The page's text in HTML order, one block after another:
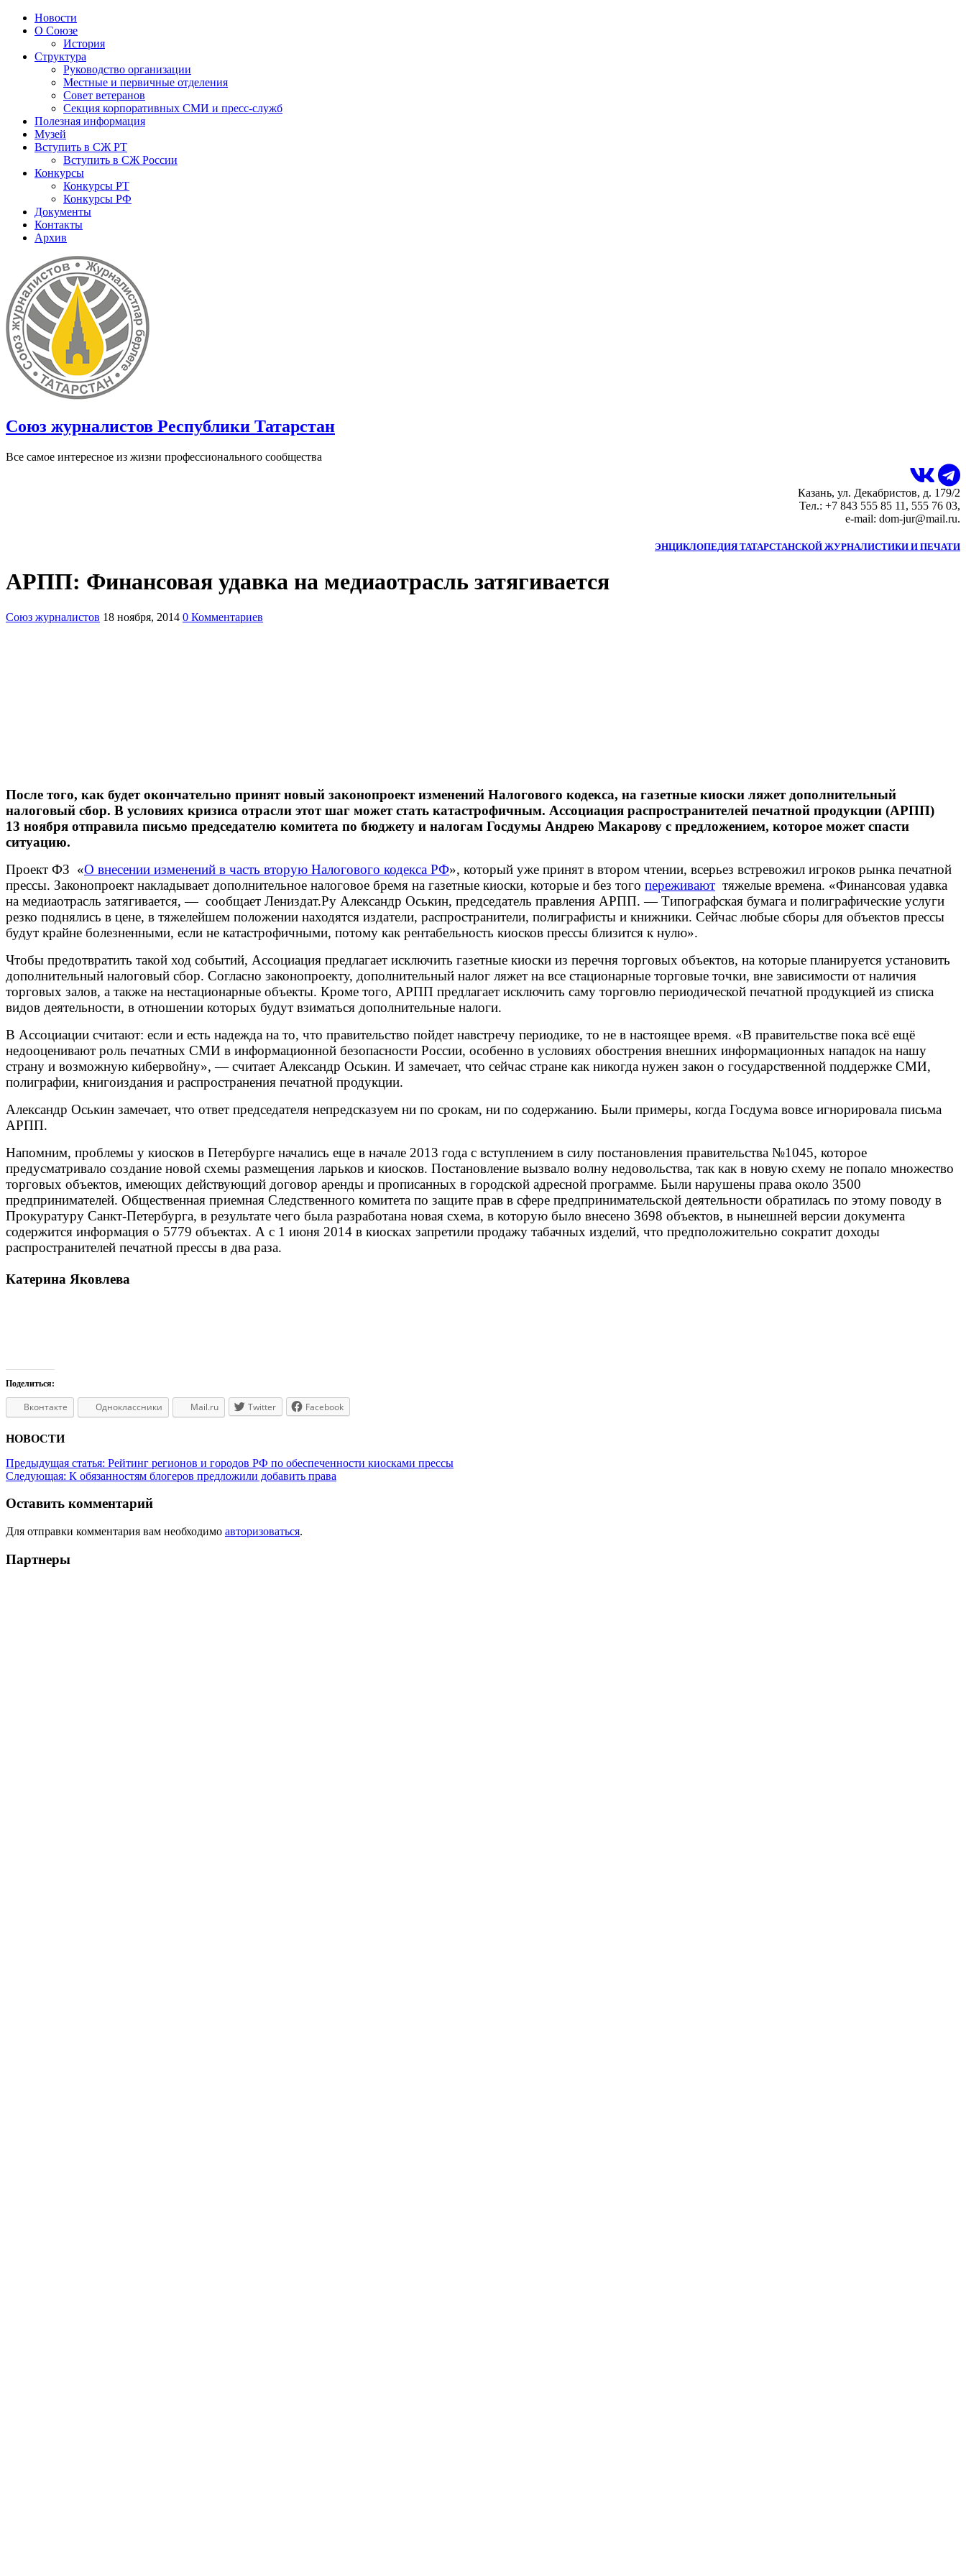
Новости
О Союзе
История
Структура
Руководство организации
Местные и первичные отделения
Совет ветеранов
Секция корпоративных СМИ и пресс-служб
Полезная информация
Музей
Вступить в СЖ РТ
Вступить в СЖ России
Конкурсы
Конкурсы РТ
Конкурсы РФ
Документы
Контакты
Архив
Союз журналистов Республики Татарстан
Все самое интересное из жизни профессионального сообщества
Казань, ул. Декабристов, д. 179/2
Тел.: +7 843 555 85 11, 555 76 03,
e-mail: dom-jur@mail.ru.
ЭНЦИКЛОПЕДИЯ ТАТАРСТАНСКОЙ ЖУРНАЛИСТИКИ И ПЕЧАТИ
АРПП: Финансовая удавка на медиаотрасль затягивается
Союз журналистов 18 ноября, 2014 0 Комментариев
После того, как будет окончательно принят новый законопроект изменений Налогового кодекса, на газетные киоски ляжет дополнительный
налоговый сбор. В условиях кризиса отрасли этот шаг может стать катастрофичным. Ассоциация распространителей печатной продукции (АРПП)
13 ноября отправила письмо председателю комитета по бюджету и налогам Госдумы Андрею Макарову с предложением, которое может спасти
ситуацию.
Проект ФЗ «О внесении изменений в часть вторую Налогового кодекса РФ», который уже принят в втором чтении, всерьез встревожил игроков рынка печатной
прессы. Законопроект накладывает дополнительное налоговое бремя на газетные киоски, которые и без того переживают тяжелые времена. «Финансовая удавка
на медиаотрасль затягивается, — сообщает Лениздат.Ру Александр Оськин, председатель правления АРПП. — Типографская бумага и полиграфические услуги
резко поднялись в цене, в тяжелейшем положении находятся издатели, распространители, полиграфисты и книжники. Сейчас любые сборы для объектов прессы
будут крайне болезненными, если не катастрофичными, потому как рентабельность киосков прессы близится к нулю».
Чтобы предотвратить такой ход событий, Ассоциация предлагает исключить газетные киоски из перечня торговых объектов, на которые планируется установить
дополнительный налоговый сбор. Согласно законопроекту, дополнительный налог ляжет на все стационарные торговые точки, вне зависимости от наличия
торговых залов, а также на нестационарные объекты. Кроме того, АРПП предлагает исключить саму торговлю периодической печатной продукцией из списка
видов деятельности, в отношении которых будут взиматься дополнительные налоги.
В Ассоциации считают: если и есть надежда на то, что правительство пойдет навстречу периодике, то не в настоящее время. «В правительстве пока всё ещё
недооценивают роль печатных СМИ в информационной безопасности России, особенно в условиях обострения внешних информационных нападок на нашу
страну и возможную кибервойну», — считает Александр Оськин. И замечает, что сейчас стране как никогда нужен закон о государственной поддержке СМИ,
полиграфии, книгоиздания и распространения печатной продукции.
Александр Оськин замечает, что ответ председателя непредсказуем ни по срокам, ни по содержанию. Были примеры, когда Госдума вовсе игнорировала письма
АРПП.
Напомним, проблемы у киосков в Петербурге начались еще в начале 2013 года с вступлением в силу постановления правительства №1045, которое
предусматривало создание новой схемы размещения ларьков и киосков. Постановление вызвало волну недовольства, так как в новую схему не попало множество
торговых объектов, имеющих действующий договор аренды и прописанных в городской адресной программе. Были нарушены права около 3500
предпринимателей. Общественная приемная Следственного комитета по защите прав в сфере предпринимательской деятельности обратилась по этому поводу в
Прокуратуру Санкт-Петербурга, в результате чего была разработана новая схема, в которую было внесено 3698 объектов, в нынешней версии документа
содержится информация о 5779 объектах. А с 1 июня 2014 в киосках запретили продажу табачных изделий, что предположительно сократит доходы
распространителей печатной прессы в два раза.
Катерина Яковлева
Поделиться:
Вконтакте Одноклассники Mail.ru Twitter Facebook
НОВОСТИ
Предыдущая статья: Рейтинг регионов и городов РФ по обеспеченности киосками прессы
Следующая: К обязанностям блогеров предложили добавить права
Оставить комментарий
Для отправки комментария вам необходимо авторизоваться.
Партнеры